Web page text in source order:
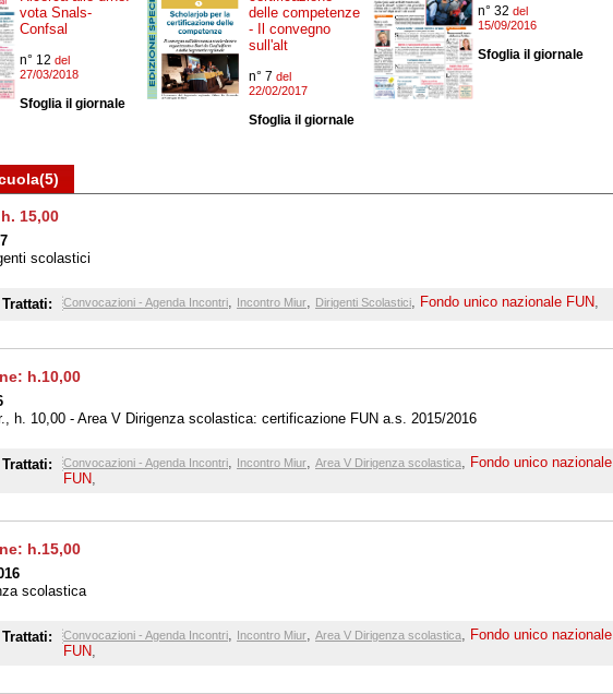
vota Snals-
Confsal
n° 12 del
27/03/2018
Sfoglia il giornale
delle competenze
- Il convegno
sull'alt
n° 7 del
22/02/2017
Sfoglia il giornale
n° 32 del
15/09/2016
Sfoglia il giornale
15,00
scolastici
Convocazioni - Agenda Incontri, Incontro Miur, Dirigenti Scolastici, Fondo unico nazionale FUN,
h.10,00
h. 10,00 - Area V Dirigenza scolastica: certificazione FUN a.s. 2015/2016
Convocazioni - Agenda Incontri, Incontro Miur, Area V Dirigenza scolastica, Fondo unico nazionale
FUN,
h.15,00
scolastica
Convocazioni - Agenda Incontri, Incontro Miur, Area V Dirigenza scolastica, Fondo unico nazionale
FUN,